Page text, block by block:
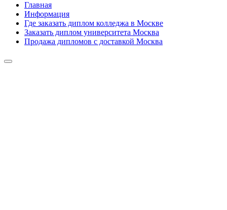
Главная
Информация
Где заказать диплом колледжа в Москве
Заказать диплом университета Москва
Продажа дипломов с доставкой Москва